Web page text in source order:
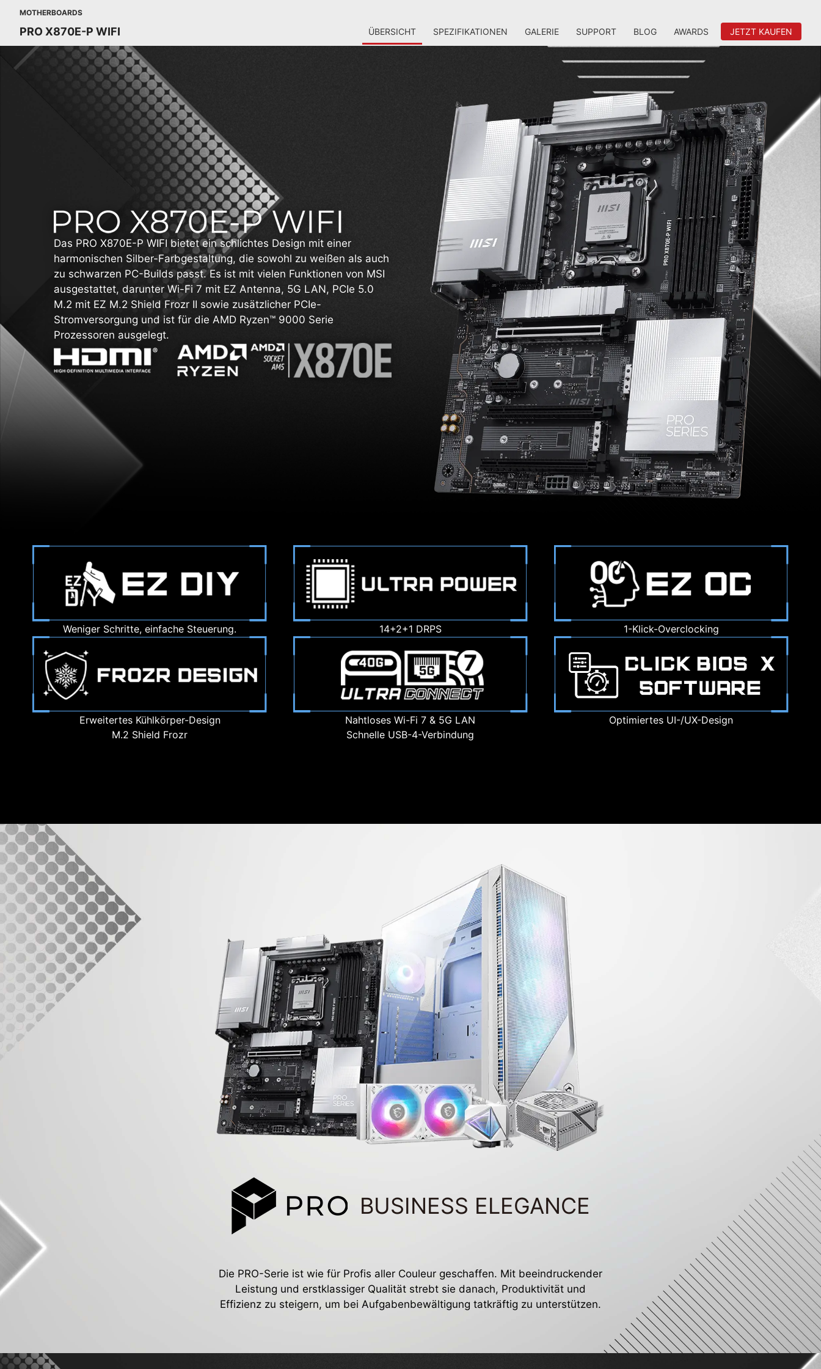
MOTHERBOARDS
PRO X870E-P WIFI ÜBERSICHT SPEZIFIKATIONEN GALERIE SUPPORT BLOG AWARDS JETZT KAUFEN
Das PRO X870E-P WIFI bietet ein schlichtes Design mit einer
harmonischen Silber-Farbgestaltung, die sowohl zu weißen als auch
zu schwarzen PC-Builds passt. Es ist mit vielen Funktionen von MSI
ausgestattet, darunter Wi-Fi 7 mit EZ Antenna, 5G LAN, PCIe 5.0
M.2 mit EZ M.2 Shield Frozr II sowie zusätzlicher PCIe-
Stromversorgung und ist für die AMD Ryzen™ 9000 Serie
Prozessoren ausgelegt.
Weniger Schritte, einfache Steuerung. 14+2+1 DRPS 1-Klick-Overclocking
Erweitertes Kühlkörper-Design
M.2 Shield Frozr
Nahtloses Wi-Fi 7 & 5G LAN
Schnelle USB-4-Verbindung
Optimiertes UI-/UX-Design
BUSINESS ELEGANCE
Die PRO-Serie ist wie für Profis aller Couleur geschaffen. Mit beeindruckender
Leistung und erstklassiger Qualität strebt sie danach, Produktivität und
Effizienz zu steigern, um bei Aufgabenbewältigung tatkräftig zu unterstützen.